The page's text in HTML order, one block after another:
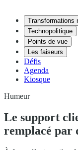
Transformations
Technopolitique
Points de vue
Les faiseurs
Défis
Agenda
Kiosque
Humeur
Le support
remplacé par